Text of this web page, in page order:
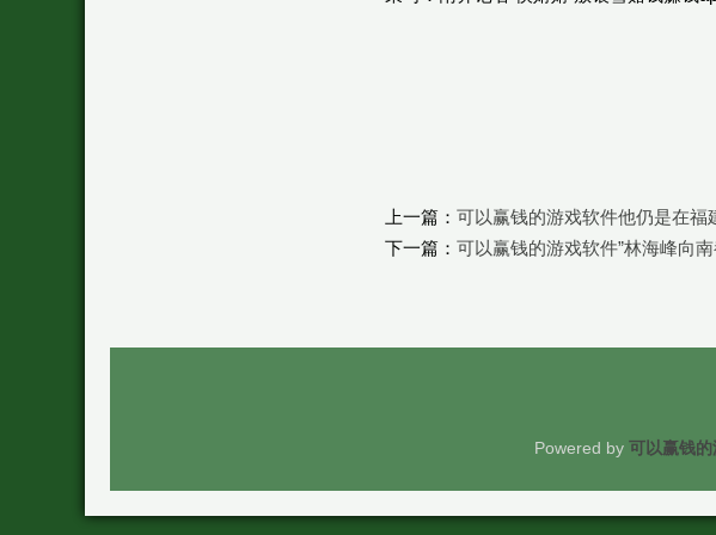
上一篇： 可以赢钱的游戏软件他仍是在
下一篇： 可以赢钱的游戏软件”林海峰向
Powered by 可以赢钱